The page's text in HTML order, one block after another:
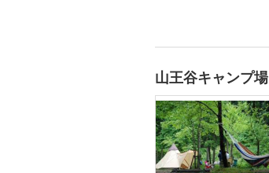
山王谷キャンプ場